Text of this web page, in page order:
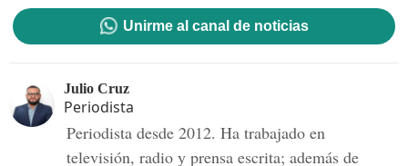
Unirme al canal de noticias
Julio Cruz
Periodista
Periodista desde 2012. Ha trabajado en
televisión, radio y prensa escrita; además de